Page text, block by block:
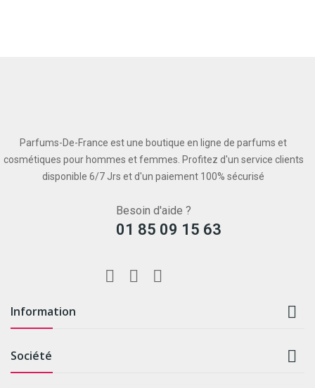
Parfums-De-France est une boutique en ligne de parfums et
cosmétiques pour hommes et femmes. Profitez d'un service clients
disponible 6/7 Jrs et d'un paiement 100% sécurisé
Besoin d'aide ?
01 85 09 15 63
Information 
Société 